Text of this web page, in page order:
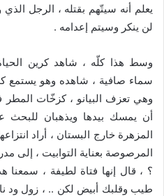
يعلم أنه سيتّهم بقتله ، الرجل
لن ينكر وسيتم إعدامه .
وسط هذا كلّه ، شاهد كرين
سماء صافية ، شاهده وهو يستمع
وهي تعزف البيانو ، كزخّات المطر
أن يمسك بيدها ويذهبان للبحث
المزهرة خارج البستان ، أراد
المرصوصة بعناية التوابيت ،
؟ ، قال إنها فتاة لطيفة ،
طيب وقلبك أبيض لكن .. ، زول ود